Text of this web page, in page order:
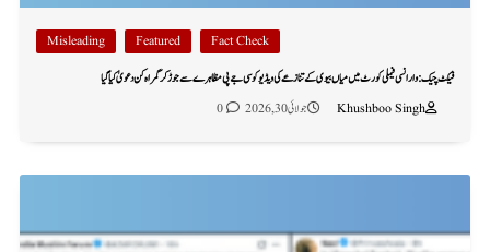
Fact Check
Featured
Misleading
فیکٹ چیک: وارانسی فیملی کورٹ میں میاں بیوی کے تنازعے کی ویڈیو کو سی جے پی مظاہرے سے جوڑ کر گمراہ کن دعویٰ کیا گیا
Khushboo Singh
جولائی 30, 2026 0